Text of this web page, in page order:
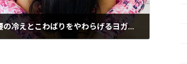
「腰の冷えとこわばりをやわらげるヨガ」― 更年期世代のためのやさしい温めセルフケア ―